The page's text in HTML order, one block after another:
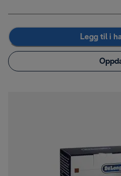
Legg til i